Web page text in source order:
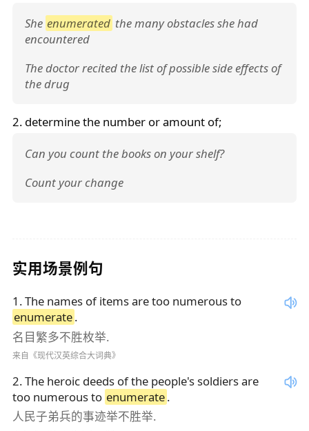
She enumerated the many obstacles she had
encountered
The doctor recited the list of possible side effects of
the drug
2. determine the number or amount of;
Can you count the books on your shelf?
Count your change
实用场景例句
1 .The names of items are too numerous to
enumerate.
名目繁多不胜枚举.
来自《现代汉英综合大词典》
2.The heroic deeds of the people's soldiers are
too numerous to enumerate.
人民子弟兵的事迹举不胜举.